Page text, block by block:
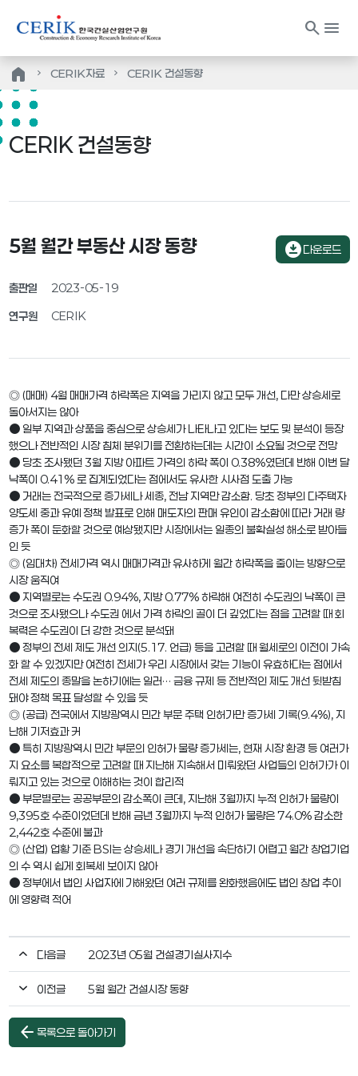
search menu
home CERIK자료 CERIK 건설동향
CERIK 건설동향
5월 월간 부동산 시장 동향
출판일 2023-05-19
연구원 CERIK
download_for_offline다운로드
◎ (매매) 4월 매매가격 하락폭은 지역을 가리지 않고 모두 개선, 다만 상승세로
돌아서지는 않아
● 일부 지역과 상품을 중심으로 상승세가 나타나고 있다는 보도 및 분석이 등장
했으나 전반적인 시장 침체 분위기를 전환하는데는 시간이 소요될 것으로 전망
● 당초 조사됐던 3월 지방 아파트 가격의 하락 폭이 0.38%였던데 반해 이번 달
낙폭이 0.41% 로 집계되었다는 점에서도 유사한 시사점 도출 가능
● 거래는 전국적으로 증가세나 세종, 전남 지역만 감소함. 당초 정부의 다주택자
양도세 중과 유예 정책 발표로 인해 매도자의 판매 유인이 감소함에 따라 거래 량
증가 폭이 둔화할 것으로 예상됐지만 시장에서는 일종의 불확실성 해소로 받아들
인 듯
◎ (임대차) 전세가격 역시 매매가격과 유사하게 월간 하락폭을 줄이는 방향으로
시장 움직여
● 지역별로는 수도권 0.94%, 지방 0.77% 하락해 여전히 수도권의 낙폭이 큰
것으로 조사됐으나 수도권 에서 가격 하락의 골이 더 깊었다는 점을 고려할 때 회
복력은 수도권이 더 강한 것으로 분석돼
● 정부의 전세 제도 개선 의지(5.17. 언급) 등을 고려할 때 월세로의 이전이 가속
화 할 수 있겠지만 여전히 전세가 우리 시장에서 갖는 기능이 유효하다는 점에서
전세 제도의 종말을 논하기에는 일러… 금융 규제 등 전반적인 제도 개선 뒷받침
돼야 정책 목표 달성할 수 있을 듯
◎ (공급) 전국에서 지방광역시 민간 부문 주택 인허가만 증가세 기록(9.4%), 지
난해 기저효과 커
● 특히 지방광역시 민간 부문의 인허가 물량 증가세는, 현재 시장 환경 등 여러가
지 요소를 복합적으로 고려할 때 지난해 지속해서 미뤄왔던 사업들의 인허가가 이
뤄지고 있는 것으로 이해하는 것이 합리적
● 부문별로는 공공부문의 감소폭이 큰데, 지난해 3월까지 누적 인허가 물량이
9,395호 수준이었던데 반해 금년 3월까지 누적 인허가 물량은 74.0% 감소한
2,442호 수준에 불과
◎ (산업) 업황 기준 BSI는 상승세나 경기 개선을 속단하기 어렵고 월간 창업기업
의 수 역시 쉽게 회복세 보이지 않아
● 정부에서 법인 사업자에 가해왔던 여러 규제를 완화했음에도 법인 창업 추이
에 영향력 적어
다음글 2023년 05월 건설경기실사지수
이전글 5월 월간 건설시장 동향
arrow_back 목록으로 돌아가기